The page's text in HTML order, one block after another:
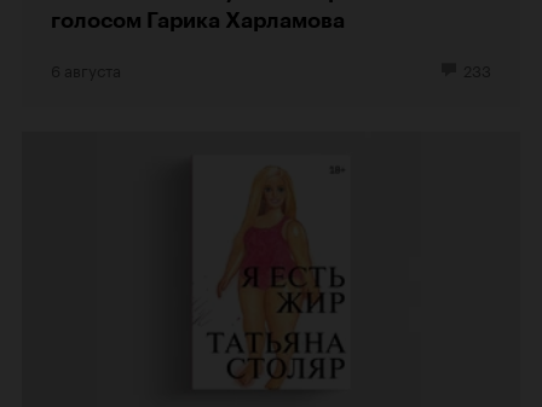
голосом Гарика Харламова